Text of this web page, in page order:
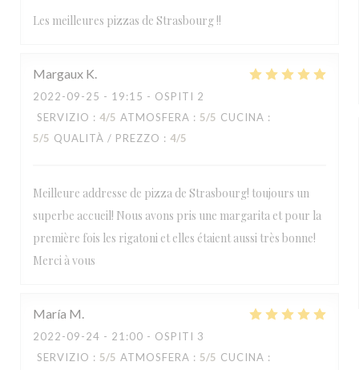
Les meilleures pizzas de Strasbourg !!
Margaux K
2022-09-25 - 19:15 - OSPITI 2
SERVIZIO : 4/5 ATMOSFERA : 5/5 CUCINA :
5/5 QUALITÀ / PREZZO : 4/5
Meilleure addresse de pizza de Strasbourg! toujours un
superbe accueil! Nous avons pris une margarita et pour la
première fois les rigatoni et elles étaient aussi très bonne!
Merci à vous
María M
2022-09-24 - 21:00 - OSPITI 3
SERVIZIO : 5/5 ATMOSFERA : 5/5 CUCINA :